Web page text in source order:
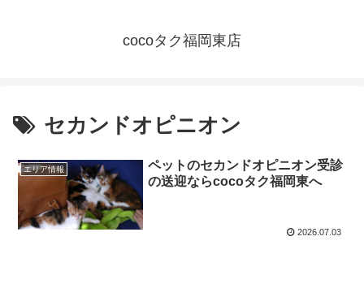
cocoタク福岡東店
セカンドオピニオン
エリア情報
ペットのセカンドオピニオン受診
の送迎ならcocoタク福岡東へ
2026.07.03